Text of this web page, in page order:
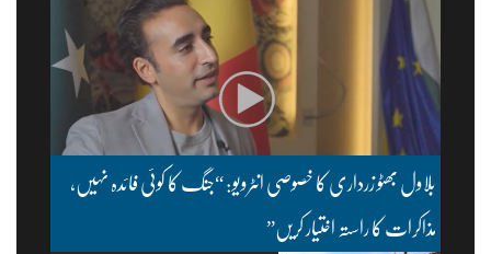
بلاول بھٹو زرداری کا خصوصی انٹرویو: “جنگ کا کوئی فائدہ نہیں،
مذاکرات کا راستہ اختیار کریں”